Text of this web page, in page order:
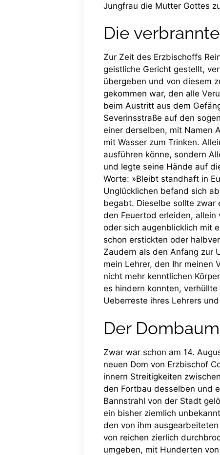
Jungfrau die Mutter Gottes
Die
Zur Zeit des Erzbischoffs
geistliche Gericht gestellt,
übergeben und von diesem
gekommen war, den alle
beim Austritt aus dem
Severinsstraße auf den
einer derselben, mit Namen
mit Wasser zum Trinken.
ausführen könne, sondern
und legte seine Hände auf
Worte: »Bleibt standhaft in
Unglücklichen befand sich
begabt. Dieselbe sollte zwar
den Feuertod erleiden,
oder sich augenblicklich mit
schon erstickten oder
Zaudern als den Anfang zur
mein Lehrer, den Ihr meinen
nicht mehr kenntlichen
es hindern konnten,
Ueberreste ihres Lehrers
Der
Zwar war schon am 14.
neuen Dom von Erzbischof
innern Streitigkeiten
den Fortbau desselben und
Bannstrahl von der Stadt
ein bisher ziemlich
den von ihm
von reichen zierlich
umgeben, mit Hunderten